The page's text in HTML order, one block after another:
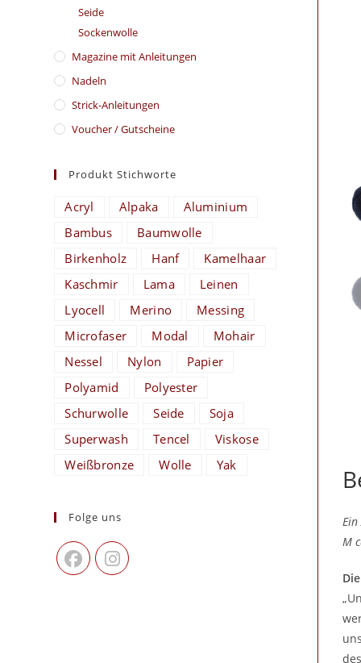
M
Seide
Sockenwolle
Magazine mit Anleitungen
Nadeln
Strick-Anleitungen
Voucher / Gutscheine
Produkt Stichworte
Acryl Alpaka
Aluminium
Bambus
Baumwolle
Birkenholz
Hanf
Kamelhaar
Kaschmir
Lama
Leinen
Lyocell
Merino
Messing
Microfaser
Modal
Mohair
Nessel
Nylon
Papier
Polyamid
Polyester
Schurwolle
Seide
Soja
Superwash
Tencel
Viskose
Weißbronze
Wolle Yak
Folge uns